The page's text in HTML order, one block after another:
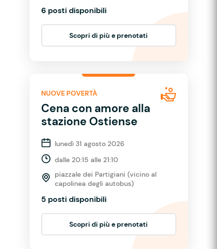
6 posti disponibili
Scopri di più e prenotati
NUOVE POVERTÀ
Cena con amore alla
stazione Ostiense
lunedì 31 agosto 2026
dalle 20:15 alle 21:10
piazzale dei Partigiani (vicino al
capolinea degli autobus)
5 posti disponibili
Scopri di più e prenotati